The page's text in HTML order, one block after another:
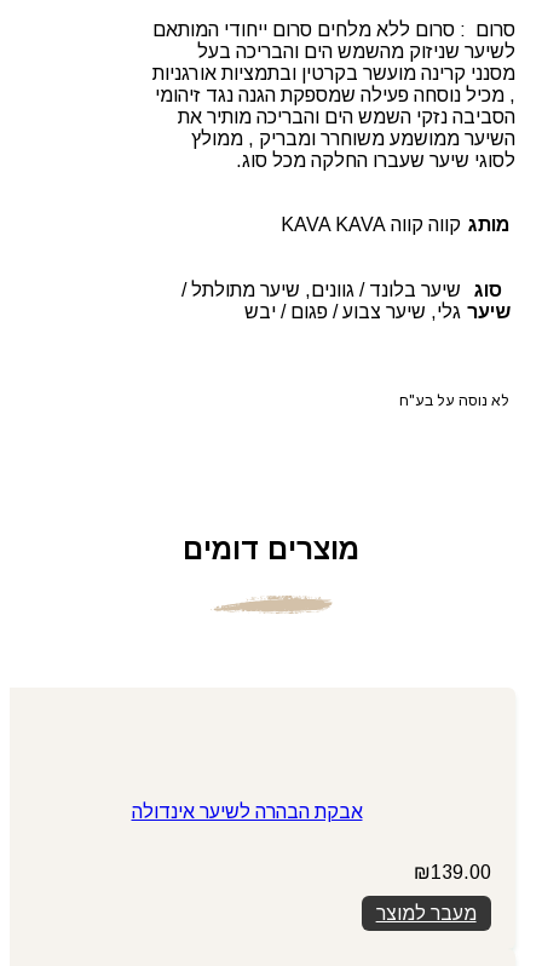
סרום : סרום ללא מלחים סרום ייחודי המותאם
לשיער שניזוק מהשמש הים והבריכה בעל
מסנני קרינה מועשר בקרטין ובתמציות אורגניות
, מכיל נוסחה פעילה שמספקת הגנה נגד זיהומי
הסביבה נזקי השמש הים והבריכה מותיר את
השיער ממושמע משוחרר ומבריק , ממולץ
לסוגי שיער שעברו החלקה מכל סוג.
מותג קווה קווה KAVA KAVA
סוג
שיער
שיער בלונד / גוונים, שיער מתולתל /
גלי, שיער צבוע / פגום / יבש
לא נוסה על בע"ח
מוצרים דומים
אבקת הבהרה לשיער אינדולה
₪139.00
מעבר למוצר